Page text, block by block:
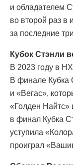
и обладателем
во второй раз в
за последние
Кубок Стэнли
В 2023 году в
В финале Кубка
и «Вегас»,
«Голден Найтс»
в финал Кубка
уступила
проиграл